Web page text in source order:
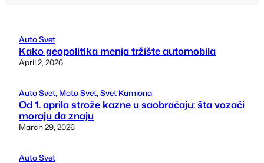
Auto Svet
Kako geopolitika menja tržište automobila
April 2, 2026
Auto Svet, Moto Svet, Svet Kamiona
Od 1. aprila strože kazne u saobraćaju: šta vozači
moraju da znaju
March 29, 2026
Auto Svet